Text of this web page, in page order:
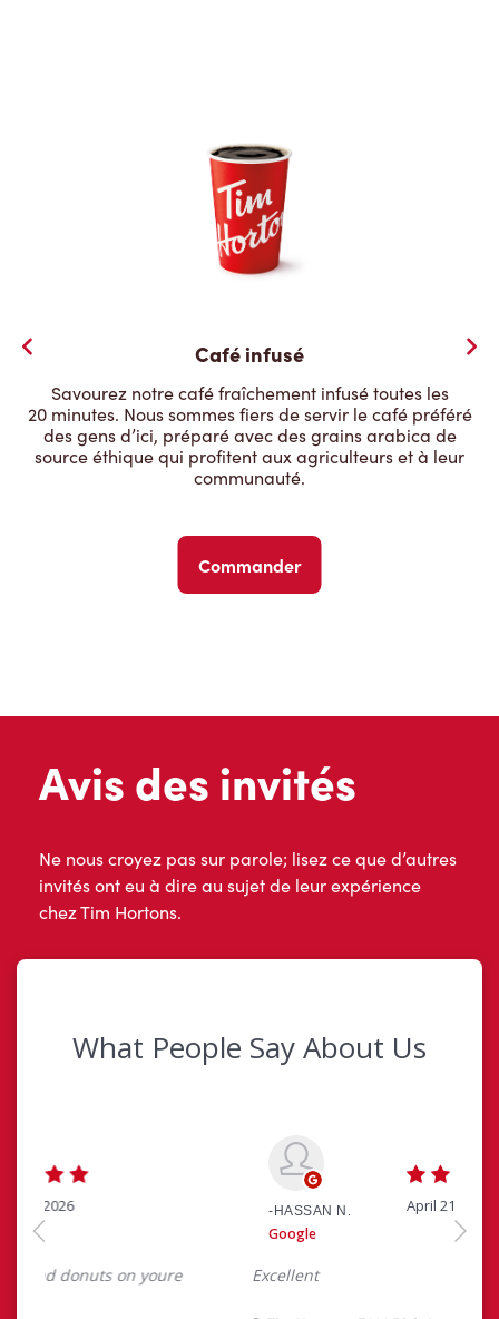
Café infusé
Savourez notre café fraîchement infusé toutes les
20 minutes. Nous sommes fiers de servir le café préféré
des gens d’ici, préparé avec des grains arabica de
source éthique qui profitent aux agriculteurs et à leur
communauté.
Commander
Avis des invités
Ne nous croyez pas sur parole; lisez ce que d’autres
invités ont eu à dire au sujet de leur expérience
chez Tim Hortons.